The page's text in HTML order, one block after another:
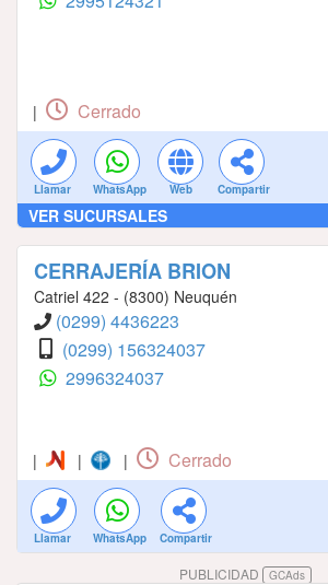
| Cerrado
Llamar WhatsApp Web Compartir
VER SUCURSALES
CERRAJERÍA BRION
Catriel 422 - (8300) Neuquén
(0299) 4436223
(0299) 156324037
2996324037
| | | Cerrado
Llamar WhatsApp Compartir
PUBLICIDAD GCAds